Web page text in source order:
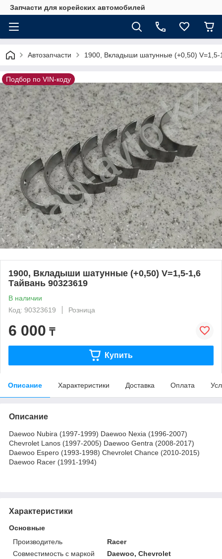
Запчасти для корейских автомобилей
Автозапчасти 1900, Вкладыши шатунные (+0,50) V=1,5-
Подбор по VIN-коду
1900, Вкладыши шатунные (+0,50) V=1,5-1,6
Тайвань 90323619
В наличии
Код: 90323619
Розница
6 000 ₸
Купить
Описание Характеристики Доставка Оплата
Описание
Daewoo Nubira (1997-1999) Daewoo Nexia (1996-2007)
Chevrolet Lanos (1997-2005) Daewoo Gentra (2008-2017)
Daewoo Espero (1993-1998) Chevrolet Chance (2010-2015)
Daewoo Racer (1991-1994)
Характеристики
Основные
Производитель
Racer
Совместимость с маркой
Daewoo, Chevrolet